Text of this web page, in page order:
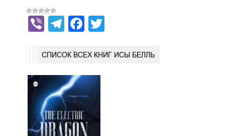
ViberTelegram
Facebook
СПИСОК ВСЕХ КНИГ ИСЫ БЕЛЛЬ